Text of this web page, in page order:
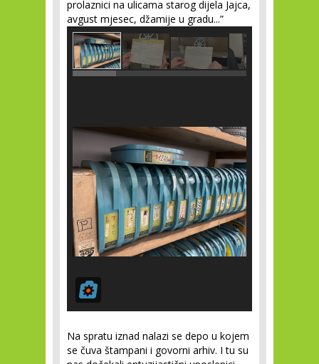
prolaznici na ulicama starog dijela Jajca,
avgust mjesec, džamije u gradu...”
Na spratu iznad nalazi se depo u kojem
se čuva štampani i govorni arhiv. I tu su